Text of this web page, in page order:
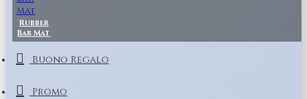
Rubber
Bar Mat
Buono Regalo
Promo